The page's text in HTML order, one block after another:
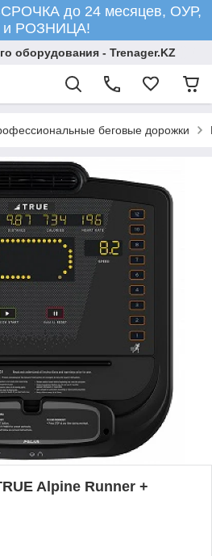
до 24 месяцев, ОУР,
РОЗНИЦА!
оборудования - Trenager.KZ
беговые дорожки
Alpine Runner +